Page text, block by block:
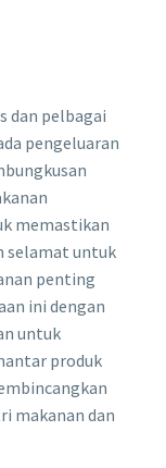
dan pelbagai
pengeluaran
memastikan
selamat untuk
penting
ini dengan
untuk
produk
makanan dan